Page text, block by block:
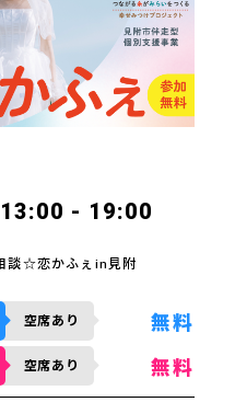
13:00 - 19:00
談☆恋かふぇin見附
空席あり 無料
空席あり 無料